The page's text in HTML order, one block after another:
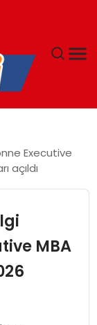
Executive
açıldı
MBA